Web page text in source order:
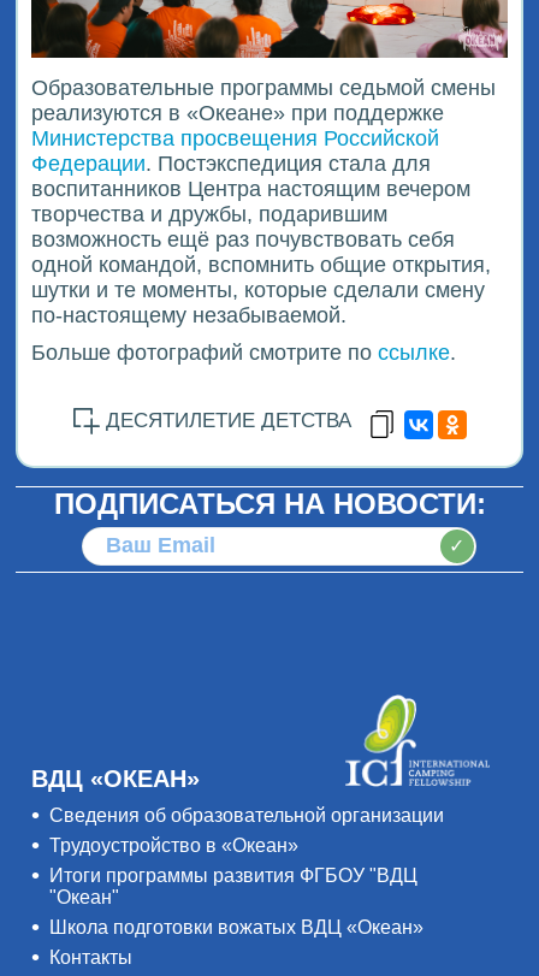
Образовательные программы седьмой смены
реализуются в «Океане» при поддержке
Министерства просвещения Российской
Федерации. Постэкспедиция стала для
воспитанников Центра настоящим вечером
творчества и дружбы, подарившим
возможность ещё раз почувствовать себя
одной командой, вспомнить общие открытия,
шутки и те моменты, которые сделали смену
по-настоящему незабываемой.
Больше фотографий смотрите поссылке.
ДЕСЯТИЛЕТИЕ ДЕТСТВА
ПОДПИСАТЬСЯ НА НОВОСТИ:
✓
ВДЦ «ОКЕАН»
Сведения об образовательной организации
Трудоустройство в «Океан»
Итоги программы развития ФГБОУ "ВДЦ
"Океан"
Школа подготовки вожатых ВДЦ «Океан»
Контакты